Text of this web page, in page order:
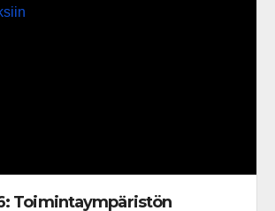
Toimintaympäristön